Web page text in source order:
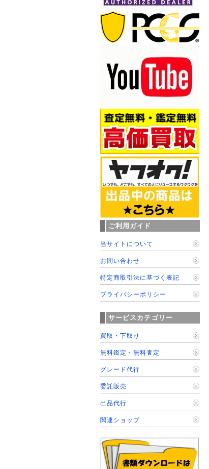
ご利用ガイド
当サイトについて
お問い合わせ
特定商取引法に基づく表記
プライバシーポリシー
サービスカテゴリー
買取・下取り
無料鑑定・無料査定
グレード代行
委託販売
出品代行
関連ショップ